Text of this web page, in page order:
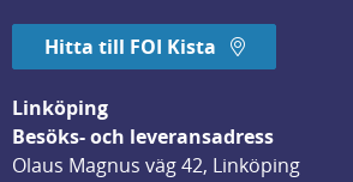
Hitta till FOI Kista
Linköping
Besöks- och leveransadress
Olaus Magnus väg 42, Linköping